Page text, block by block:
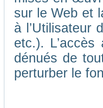
sur le Web et
à l’Utilisateur
etc.).
dénués de
perturber le